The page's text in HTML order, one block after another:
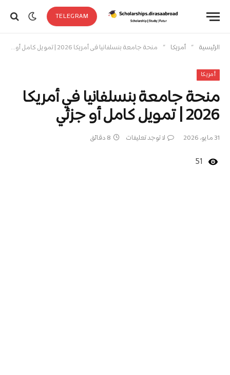
TELEGRAM
الرئيسية » أمريكا » منحة جامعة بنسلفانيا في أمريكا 2026 | تمويل كامل أو جزئي
أمريكا
منحة جامعة بنسلفانيا في أمريكا
2026 | تمويل كامل أو جزئي
31 مايو، 2026 لا توجد تعليقات 8 دقائق
51